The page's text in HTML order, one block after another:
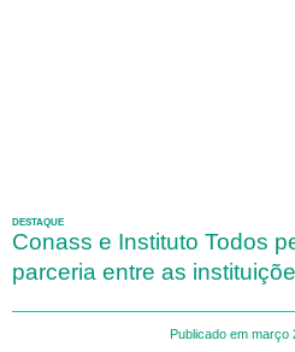
DESTAQUE
Conass e Instituto Todos
parceria entre as
Publicado em março